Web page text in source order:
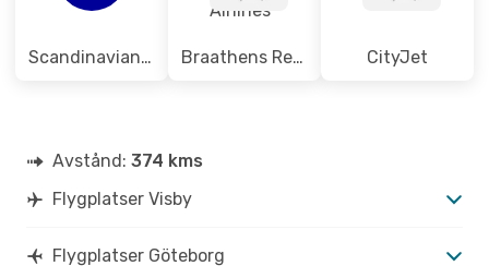
Scandinavian Airlines Braathens Regional Airlines CityJet
Avstånd: 374 kms
Flygplatser Visby
Flygplatser Göteborg